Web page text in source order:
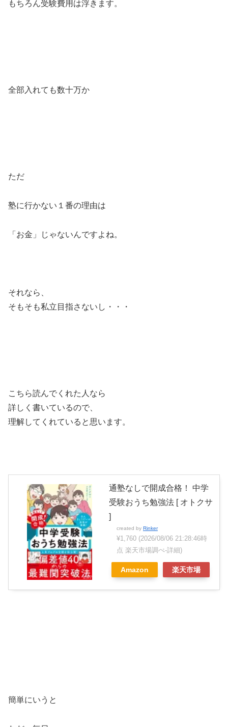
もちろん受験費用は浮きます。
全部入れても数十万か
ただ
塾に行かない１番の理由は
「お金」じゃないんですよね。
それなら、
そもそも私立目指さないし・・・
こちら読んでくれた人なら
詳しく書いているので、
理解してくれていると思います。
通塾なしで開成合格！ 中学
受験おうち勉強法 [ オトクサ
]
created by Rinker
¥1,760 (2026/08/06 21:28:46時
点 楽天市場調べ-詳細)
Amazon 楽天市場
簡単にいうと